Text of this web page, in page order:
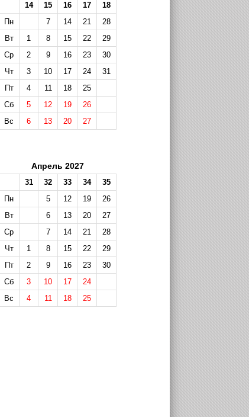
14 15 16 17
18
Пн
7 14 21
28
Вт
1 8 15 22
29
Ср
2 9 16 23
30
Чт
3 10 17 24
31
Пт
4 11 18
25
Сб
5 12 19
26
Вс
6 13 20 27
Апрель 2027
31 32 33 34
35
Пн
5 12 19
26
Вт
6 13 20
27
Ср
7 14 21
28
Чт
1 8 15 22
29
Пт
2 9 16 23
30
Сб
3 10 17
24
Вс
4 11 18 25